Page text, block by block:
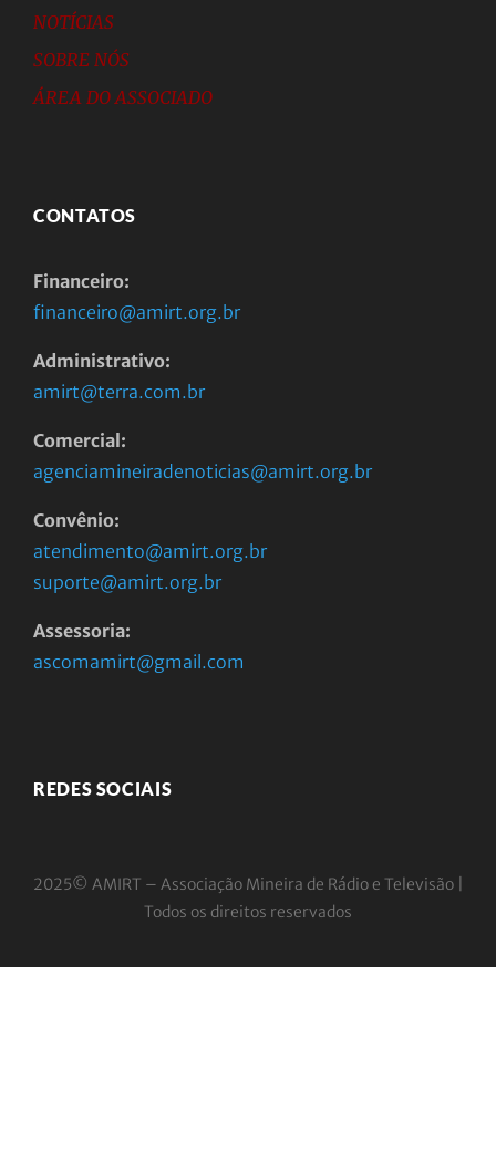
NOTÍCIAS
SOBRE NÓS
ÁREA DO ASSOCIADO
CONTATOS
Financeiro:
financeiro@amirt.org.br
Administrativo:
amirt@terra.com.br
Comercial:
agenciamineiradenoticias@amirt.org.br
Convênio:
atendimento@amirt.org.br
suporte@amirt.org.br
Assessoria:
ascomamirt@gmail.com
REDES SOCIAIS
2025© AMIRT – Associação Mineira de Rádio e Televisão |
Todos os direitos reservados